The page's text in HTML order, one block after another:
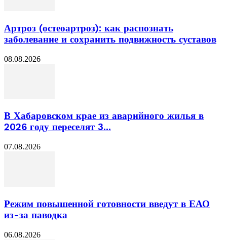
Артроз (остеоартроз): как распознать
заболевание и сохранить подвижность суставов
08.08.2026
В Хабаровском крае из аварийного жилья в
2026 году переселят 3...
07.08.2026
Режим повышенной готовности введут в ЕАО
из-за паводка
06.08.2026